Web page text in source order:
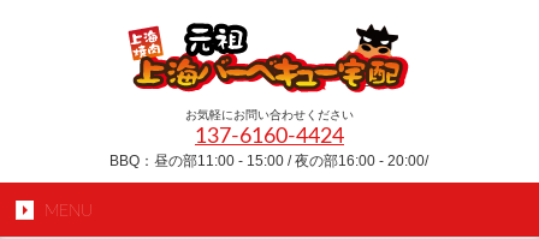
お気軽にお問い合わせください
137-6160-4424
BBQ：昼の部11:00 - 15:00 / 夜の部16:00 - 20:00/
MENU